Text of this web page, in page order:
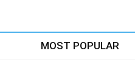
MOST POPULAR